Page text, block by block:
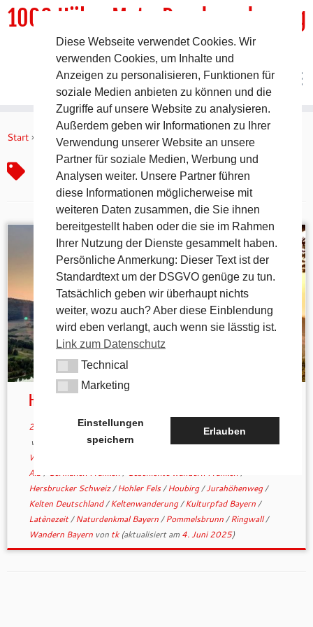
Inhalt
1000 HöhenMeterRundwanderweg
DER Rundwanderweg um Pommelsbrunn
Start » Bronzezeit
Bronzezeit
Houbirg und Stausee
2. September 2018inAllgemein
Geschichtliches
verschlagwortet1000hmr Altsteinzeit/Archäologische
Wanderung
Alb / Germanen Franken / Geschichte wandern Franken /
Hersbrucker Schweiz/Hohler Fels/Houbirg/Jurahöhenweg/
Kelten Deutschland/Keltenwanderung/Kulturpfad Bayern/
Latènezeit/Naturdenkmal Bayern/Pommelsbrunn/Ringwall/
Wandern Bayern von tk(aktualisiert am 4. Juni 2025)
Diese Webseite verwendet Cookies. Wir
verwenden Cookies, um Inhalte und
Anzeigen zu personalisieren, Funktionen für
soziale Medien anbieten zu können und die
Zugriffe auf unsere Website zu analysieren.
Außerdem geben wir Informationen zu Ihrer
Verwendung unserer Website an unsere
Partner für soziale Medien, Werbung und
Analysen weiter. Unsere Partner führen
diese Informationen möglicherweise mit
weiteren Daten zusammen, die Sie ihnen
bereitgestellt haben oder die sie im Rahmen
Ihrer Nutzung der Dienste gesammelt haben.
Persönliche Anmerkung: Dieser Text ist der
Standardtext um der DSGVO genüge zu tun.
Tatsächlich geben wir überhaupt nichts
weiter, wozu auch? Aber diese Einblendung
wird eben verlangt, auch wenn sie lässtig ist.
Link zum Datenschutz
TechnicalTechnical
MarketingMarketing
Einstellungen
speichern
Erlauben